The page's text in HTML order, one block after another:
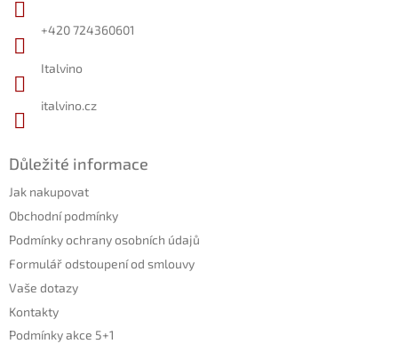
+420 724360601
Italvino
italvino.cz
Důležité informace
Jak nakupovat
Obchodní podmínky
Podmínky ochrany osobních údajů
Formulář odstoupení od smlouvy
Vaše dotazy
Kontakty
Podmínky akce 5+1